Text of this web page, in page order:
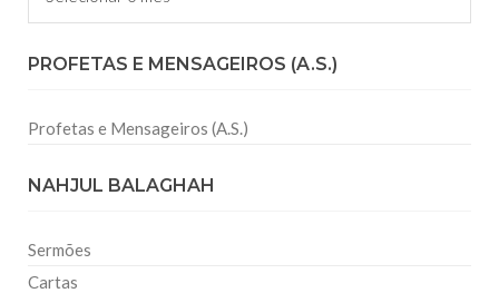
PROFETAS E MENSAGEIROS (A.S.)
Profetas e Mensageiros (A.S.)
NAHJUL BALAGHAH
Sermões
Cartas